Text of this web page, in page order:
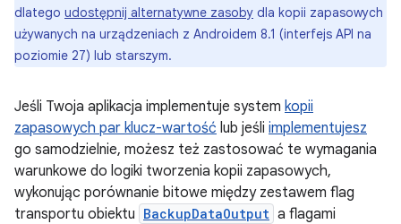
dlatego udostępnij alternatywne zasoby dla kopii zapasowych
używanych na urządzeniach z Androidem 8.1 (interfejs API na
poziomie 27) lub starszym.
Jeśli Twoja aplikacja implementuje system kopii
zapasowych par klucz-wartość lub jeśli implementujesz
go samodzielnie, możesz też zastosować te wymagania
warunkowe do logiki tworzenia kopii zapasowych,
wykonując porównanie bitowe między zestawem flag
transportu obiektu BackupDataOutput a flagami